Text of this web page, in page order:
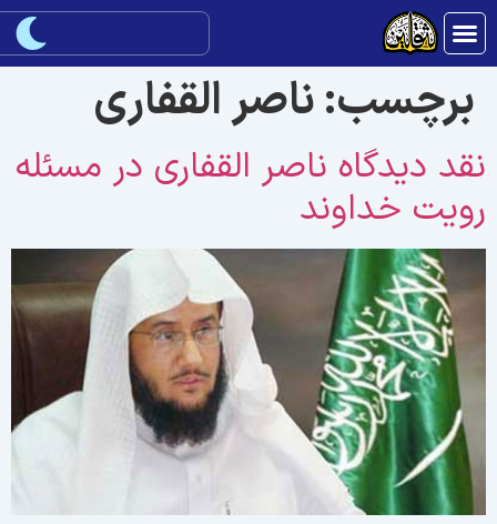
برچسب:ناصر القفاری
دیدگاه ناصر القفاری در مسئله
خداوند